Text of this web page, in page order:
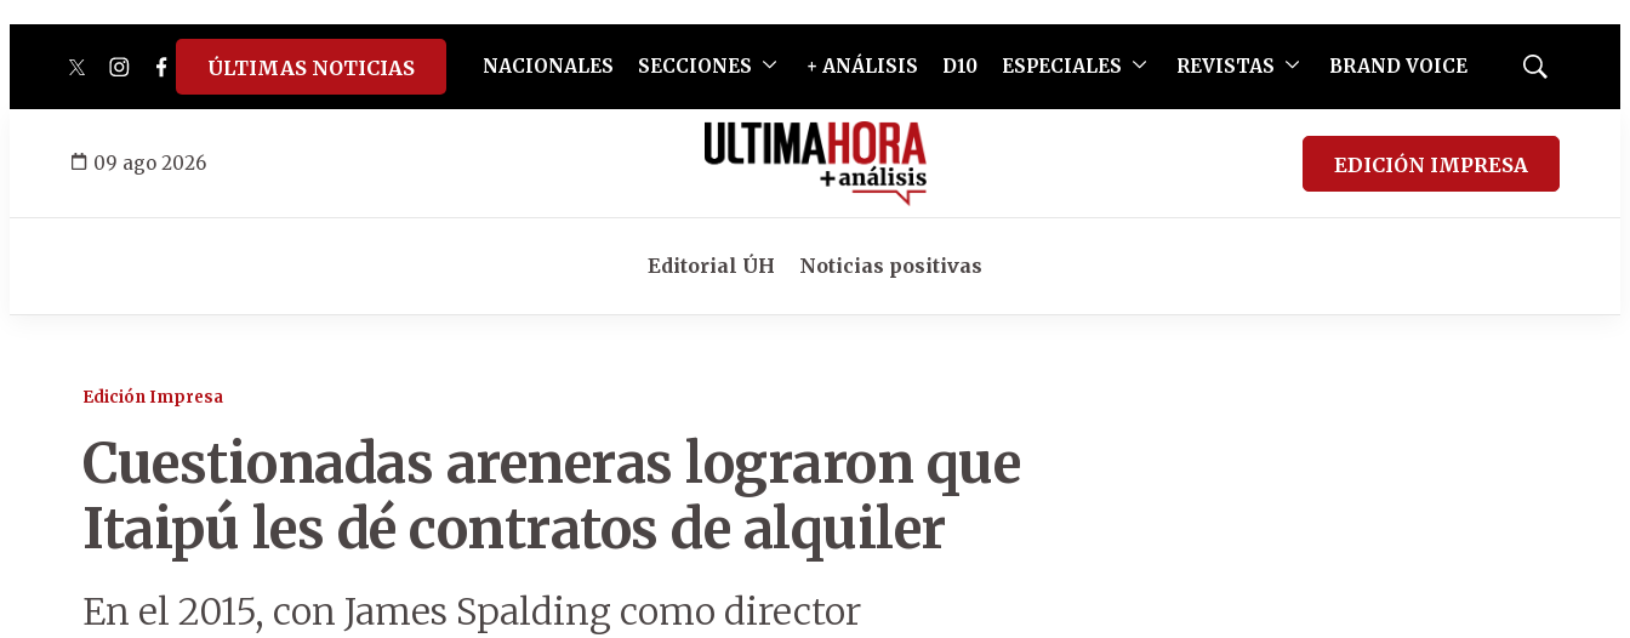
twitterinstagram
facebook
tiktokyoutube
spotify
ÚLTIMAS NOTICIAS NACIONALES SECCIONES + ANÁLISIS D10 ESPECIALES REVISTAS BRAND VOICE
Mostrar
09 ago 2026 EDICIÓN IMPRESA
Editorial ÚH Noticias positivas
Edición Impresa
Cuestionadas areneras lograron que
Itaipú les dé contratos de alquiler
En el 2015, con James Spalding como director